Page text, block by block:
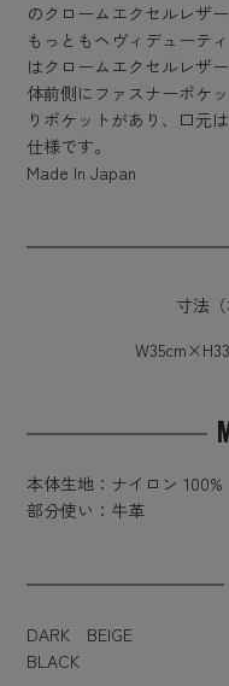
のクロームエクセルレザ
もっともヘヴィデューテ
はクロームエクセルレザ
体前側にファスナーポケ
りポケットがあり、口元
仕様です。
Made In Japan
寸法（
本体生地：ナイロン 100%
部分使い：牛革
DARK BEIGE
BLACK